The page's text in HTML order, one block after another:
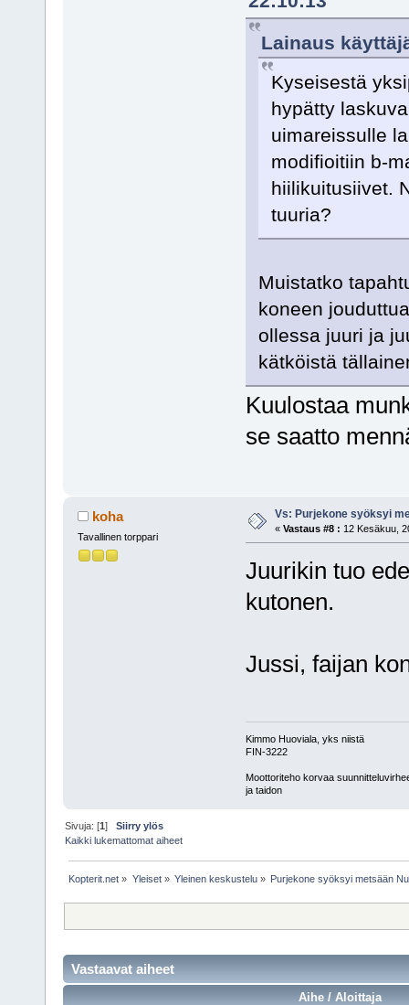
Lainaus
Kyseisestä
hypätty
uimareissulle
modifioitiin b-
hiilikuitusiivet.
tuuria?
Muistatko
koneen
ollessa juuri ja
kätköistä
Kuulostaa
se saatto
koha
Tavallinen torppari
Vs: Purjekone syöksyi
« Vastaus #8 : 12 Kesäkuu,
Juurikin tuo
kutonen.
Jussi, faijan
Kimmo Huoviala, yks niistä
FIN-3222
Moottoriteho korvaa
ja taidon
Sivuja: [1]Siirry ylös
Kaikki lukemattomat aiheet
Kopterit.net » Yleiset» Yleinen keskustelu» Purjekone syöksyi metsään
Vastaavat aiheet
Aihe / Aloittaja